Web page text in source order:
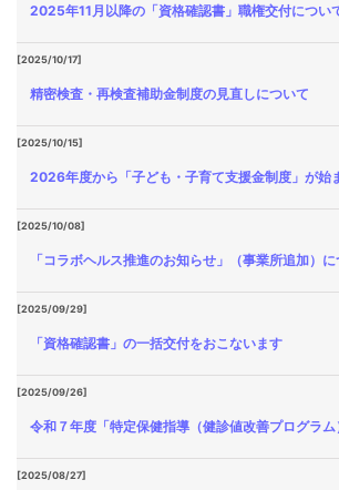
2025年11月以降の「資格確認書」職権交付につい
[2025/10/17]
精密検査・再検査補助金制度の見直しについて
[2025/10/15]
2026年度から「子ども・子育て支援金制度」が始
[2025/10/08]
「コラボヘルス推進のお知らせ」（事業所追加）に
[2025/09/29]
「資格確認書」の一括交付をおこないます
[2025/09/26]
令和７年度「特定保健指導（健診値改善プログラ
[2025/08/27]